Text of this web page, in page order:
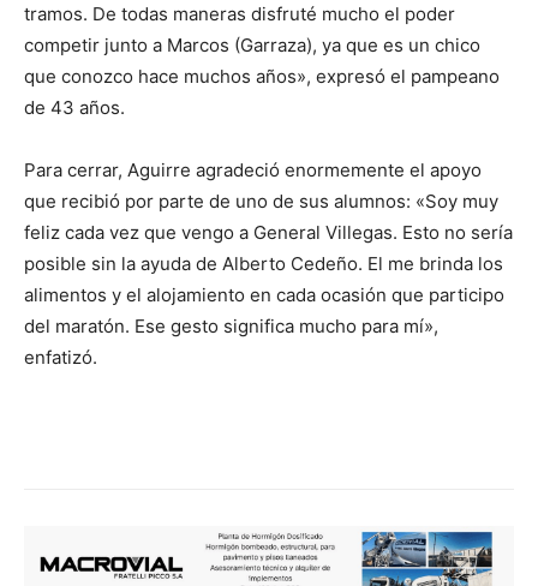
tramos. De todas maneras disfruté mucho el poder
competir junto a Marcos (Garraza), ya que es un chico
que conozco hace muchos años», expresó el pampeano
de 43 años.
Para cerrar, Aguirre agradeció enormemente el apoyo
que recibió por parte de uno de sus alumnos: «Soy muy
feliz cada vez que vengo a General Villegas. Esto no sería
posible sin la ayuda de Alberto Cedeño. El me brinda los
alimentos y el alojamiento en cada ocasión que participo
del maratón. Ese gesto significa mucho para mí»,
enfatizó.